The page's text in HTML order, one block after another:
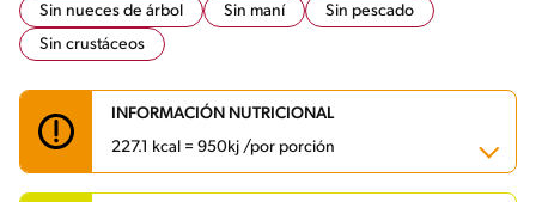
Sin nueces de árbol
Sin maní
Sin pescado
Sin crustáceos
INFORMACIÓN NUTRICIONAL
227.1 kcal = 950kj /por porción